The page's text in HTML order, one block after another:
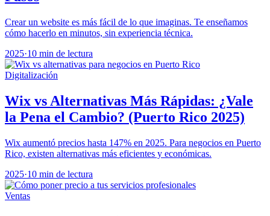
Crear un website es más fácil de lo que imaginas. Te enseñamos
cómo hacerlo en minutos, sin experiencia técnica.
2025·10 min de lectura
Digitalización
Wix vs Alternativas Más Rápidas: ¿Vale
la Pena el Cambio? (Puerto Rico 2025)
Wix aumentó precios hasta 147% en 2025. Para negocios en Puerto
Rico, existen alternativas más eficientes y económicas.
2025·10 min de lectura
Ventas